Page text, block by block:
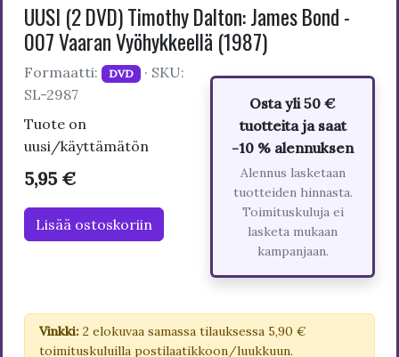
UUSI (2 DVD) Timothy Dalton: James Bond -
007 Vaaran Vyöhykkeellä (1987)
Formaatti: DVD · SKU:
SL-2987
Tuote on
uusi/käyttämätön
5,95 €
Lisää ostoskoriin
Osta yli 50 €
tuotteita ja saat
-10 % alennuksen
Alennus lasketaan
tuotteiden hinnasta.
Toimituskuluja ei
lasketa mukaan
kampanjaan.
Vinkki: 2 elokuvaa samassa tilauksessa 5,90 €
toimituskuluilla postilaatikkoon/luukkuun.